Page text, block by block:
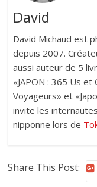
David
David Michaud est
depuis 2007.
aussi auteur de 5
«JAPON : 365 Us et
Voyageurs» et
invite les
nipponne lors de
Share This Post: